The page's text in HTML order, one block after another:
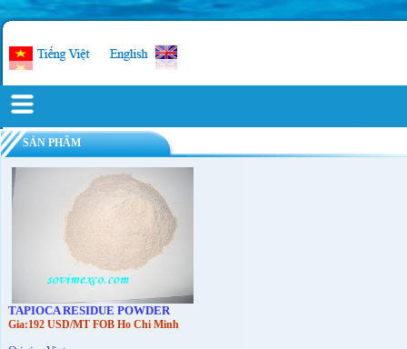
SẢN PHẨM
TAPIOCA RESIDUE POWDER
Gia:192 USD/MT FOB Ho Chi Minh